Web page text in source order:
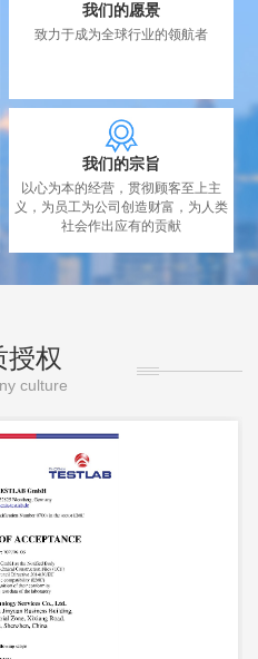
我们的愿景
致力于成为全球行业的领航者
我们的宗旨
以心为本的经营，贯彻顾客至上主
义，为员工为公司创造财富，为人类
社会作出应有的贡献
授权
culture